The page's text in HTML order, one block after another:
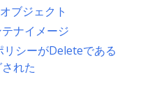
ブジェクト
ナイメージ
シーがDeleteである
れた